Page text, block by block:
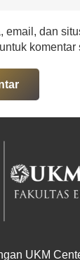
email, dan
komentar
UKM